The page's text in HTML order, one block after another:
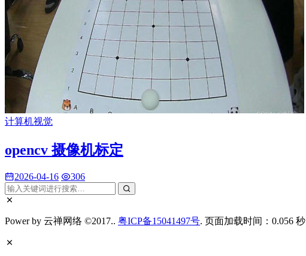
计算机视觉
opencv 摄像机标定
2026-04-16 306
Power by 云禅网络 ©2017.. 粤ICP备15041497号. 页面加载时间：0.056 秒